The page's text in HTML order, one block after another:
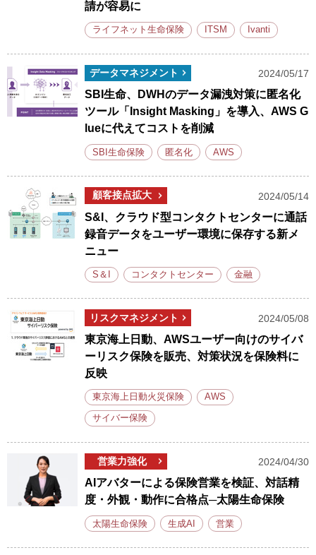
請が容易に
ライフネット生命保険 ITSM Ivanti
データマネジメント 2024/05/17
SBI生命、DWHのデータ漏洩対策に匿名化
ツール「Insight Masking」を導入、AWS G
lueに代えてコストを削減
SBI生命保険 匿名化 AWS
顧客接点拡大 2024/05/14
S&I、クラウド型コンタクトセンターに通話
録音データをユーザー環境に保存する新メ
ニュー
S＆I コンタクトセンター 金融
リスクマネジメント 2024/05/08
東京海上日動、AWSユーザー向けのサイバ
ーリスク保険を販売、対策状況を保険料に
反映
東京海上日動火災保険 AWS
サイバー保険
営業力強化 2024/04/30
AIアバターによる保険営業を検証、対話精
度・外観・動作に合格点─太陽生命保険
太陽生命保険 生成AI 営業